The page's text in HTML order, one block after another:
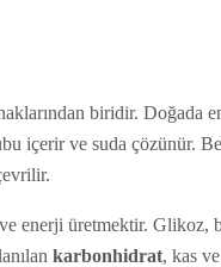
biridir. Doğada
içerir ve suda çözünür.
ve enerji üretmektir.
karbonhidrat, kas